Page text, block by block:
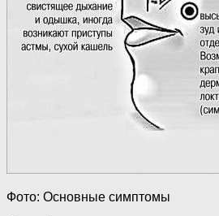
Фото: Основные симптомы